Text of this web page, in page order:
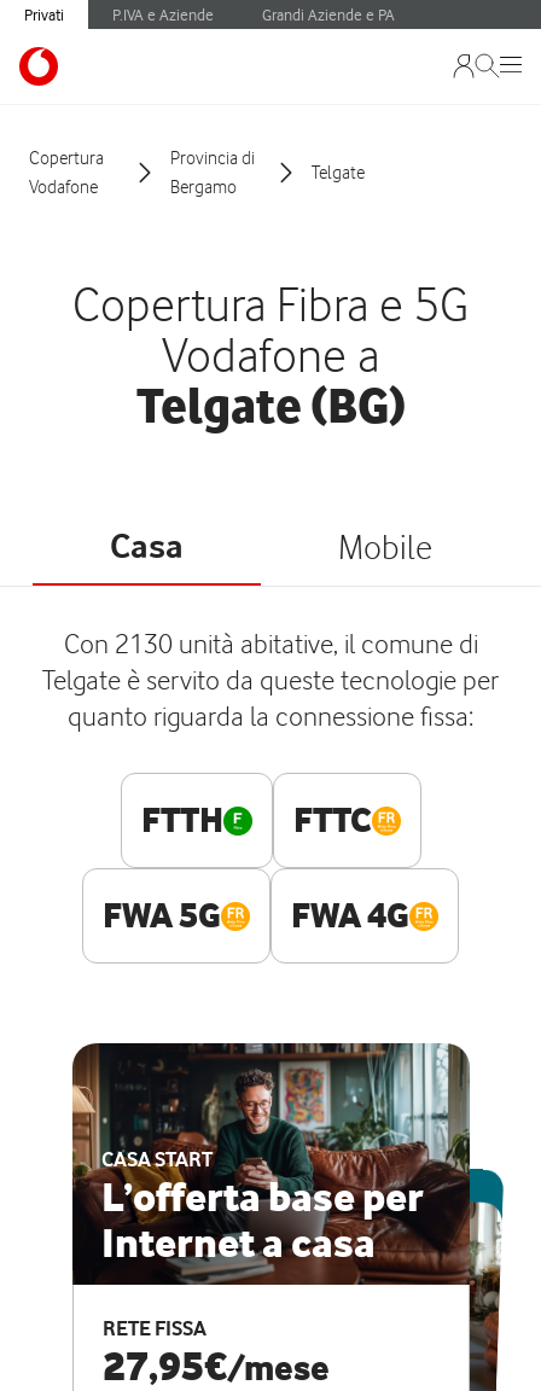
Privati P.IVA e Aziende Grandi Aziende e PA
Copertura
Vodafone
Provincia di
Bergamo
Telgate
Copertura Fibra e 5G
Vodafone a
Telgate (BG)
Casa Mobile
Con 2130 unità abitative, il comune di
Telgate è servito da queste tecnologie per
quanto riguarda la connessione fissa:
FTTH FTTC
FWA 5G FWA 4G
CASA START
L’offerta base per
Internet a casa
RETE FISSA
27,95€/mese
ESCLUSIVA ONLINE
CASA PRO
Internet veloce e
vantaggi speciali